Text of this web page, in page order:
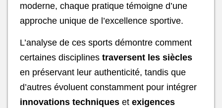
moderne, chaque pratique témoigne d’une
approche unique de l’excellence sportive.
L’analyse de ces sports démontre comment
certaines disciplines traversent les siècles
en préservant leur authenticité, tandis que
d’autres évoluent constamment pour intégrer
innovations techniques et exigences